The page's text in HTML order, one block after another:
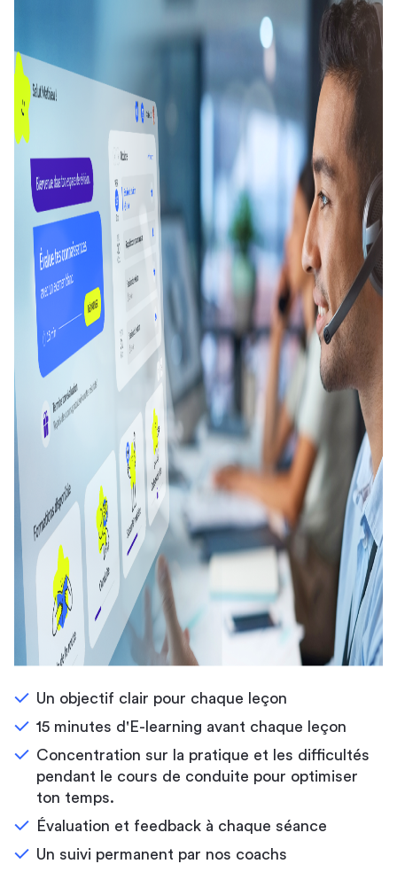
Un objectif clair pour chaque leçon
15 minutes d'E-learning avant chaque leçon
Concentration sur la pratique et les difficultés
pendant le cours de conduite pour optimiser
ton temps.
Évaluation et feedback à chaque séance
Un suivi permanent par nos coachs